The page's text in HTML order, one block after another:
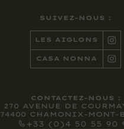
SUIVEZ-NOUS :
LES AIGLONS
CASA NONNA
CONTACTEZ-NOUS :
270 AVENUE DE
74400 CHAMONIX-MONT-
+33 (0)4 50 55 90